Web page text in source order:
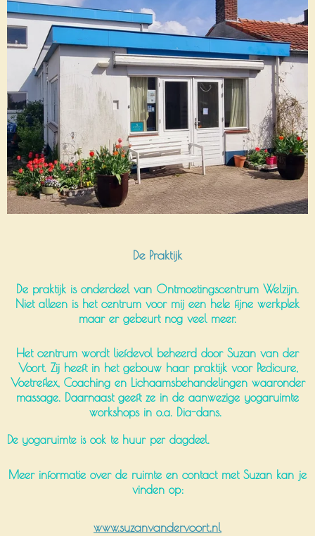
De Praktijk
De praktijk is onderdeel van Ontmoetingscentrum Welzijn.
Niet alleen is het centrum voor mij een hele fijne werkplek
maar er gebeurt nog veel meer.
Het centrum wordt liefdevol beheerd door Suzan van der
Voort. Zij heeft in het gebouw haar praktijk voor Pedicure,
Voetreflex, Coaching en Lichaamsbehandelingen waaronder
massage. Daarnaast geeft ze in de aanwezige yogaruimte
workshops in o.a. Dia-dans.
De yogaruimte is ook te huur per dagdeel.
Meer informatie over de ruimte en contact met Suzan kan je
vinden op:
www.suzanvandervoort.nl